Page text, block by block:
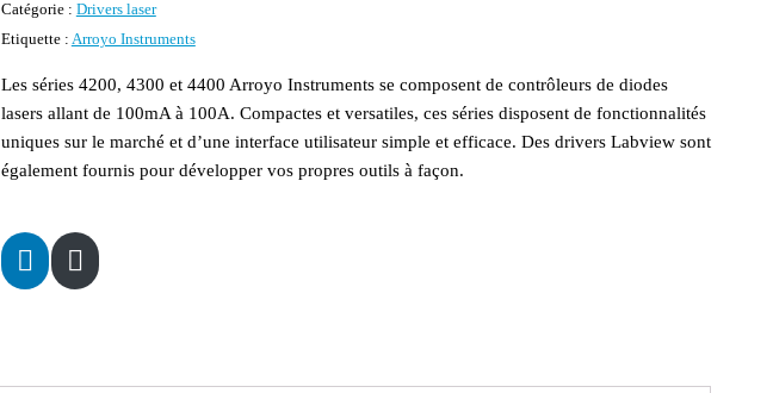
Catégorie : Drivers laser
Etiquette : Arroyo Instruments
Les séries 4200, 4300 et 4400 Arroyo Instruments se composent de contrôleurs de diodes
lasers allant de 100mA à 100A. Compactes et versatiles, ces séries disposent de fonctionnalités
uniques sur le marché et d’une interface utilisateur simple et efficace. Des drivers Labview sont
également fournis pour développer vos propres outils à façon.